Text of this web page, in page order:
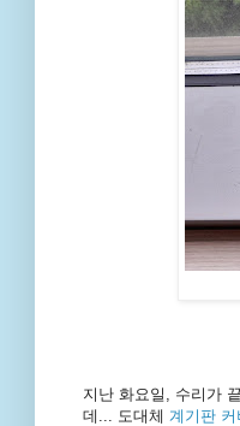
지난 화요일, 수리가
데... 도대체 계기판 커